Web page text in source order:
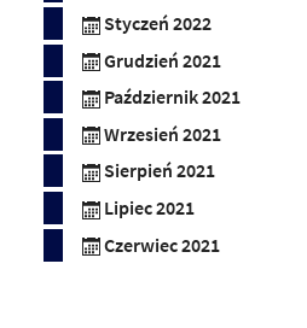
Styczeń 2022
Grudzień 2021
Październik 2021
Wrzesień 2021
Sierpień 2021
Lipiec 2021
Czerwiec 2021